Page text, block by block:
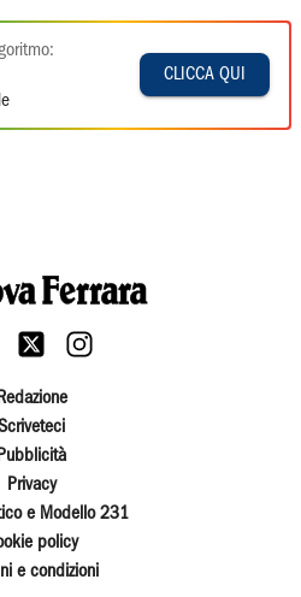
CLICCA QUI
Redazione
Pubblicità
Privacy
e Modello 231
policy
e condizioni